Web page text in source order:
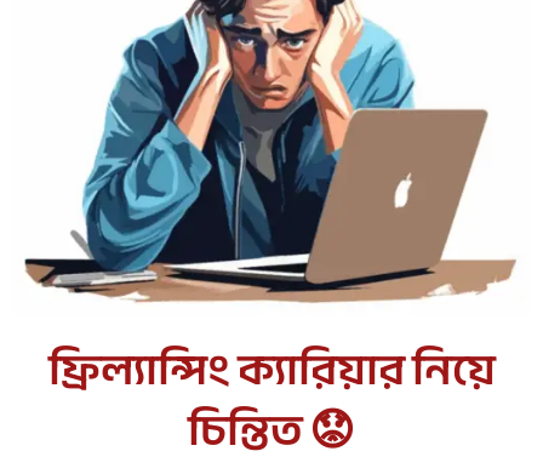
ফ্রিল্যান্সিং ক্যারিয়ার নিয়ে
চিন্তিত 😟